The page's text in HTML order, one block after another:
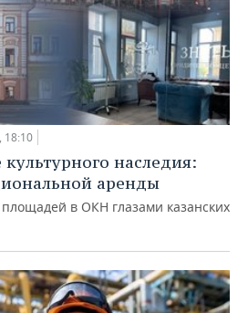
18:10
наследия:
аренды
в ОКН глазами казанских